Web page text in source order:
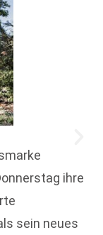
ihre
sein neues